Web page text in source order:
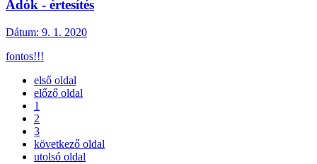
Adók - értesítés
Dátum: 9. 1. 2020
fontos!!!
első oldal
előző oldal
1
2
3
következő oldal
utolsó oldal